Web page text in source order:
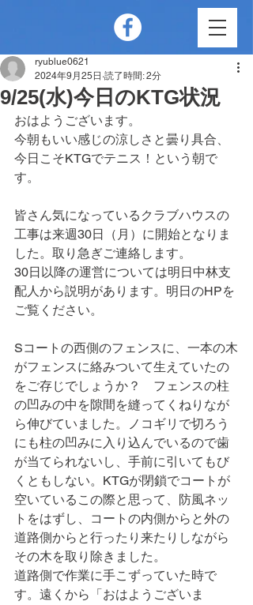
9/25(水)今日のKTG状況
ryublue0621
2024年9月25日 読了時間: 2分
おはようございます。
今朝もいい感じの涼しさと曇り具合、
今日こそKTGでテニス！という朝で
す。
皆さん気になっているクラブハウスの
工事は来週30日（月）に開始となりま
した。取り急ぎご連絡します。
30日以降の運営については明日中林支
配人から説明があります。明日のHPを
ご覧ください。
Sコートの西側のフェンスに、一本の木
がフェンスに絡みついて生えていたの
をご存じでしょうか？　フェンスの柱
の凹みの中を隙間を縫ってくねりなが
ら伸びていました。ノコギリで切ろう
にも柱の凹みに入り込んでいるので歯
が当てられないし、手前に引いてもび
くともしない。KTGが閉鎖でコートが
空いているこの際と思って、防風ネッ
トをはずし、コートの内側からと外の
道路側からと行ったり来たりしながら
その木を取り除きました。
道路側で作業に手こずっていた時で
す。遠くから「おはようございま